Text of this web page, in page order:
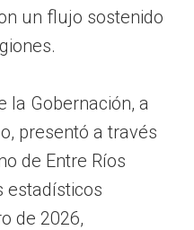
un flujo sostenido
la Gobernación, a
presentó a través
de Entre Ríos
estadísticos
de 2026,